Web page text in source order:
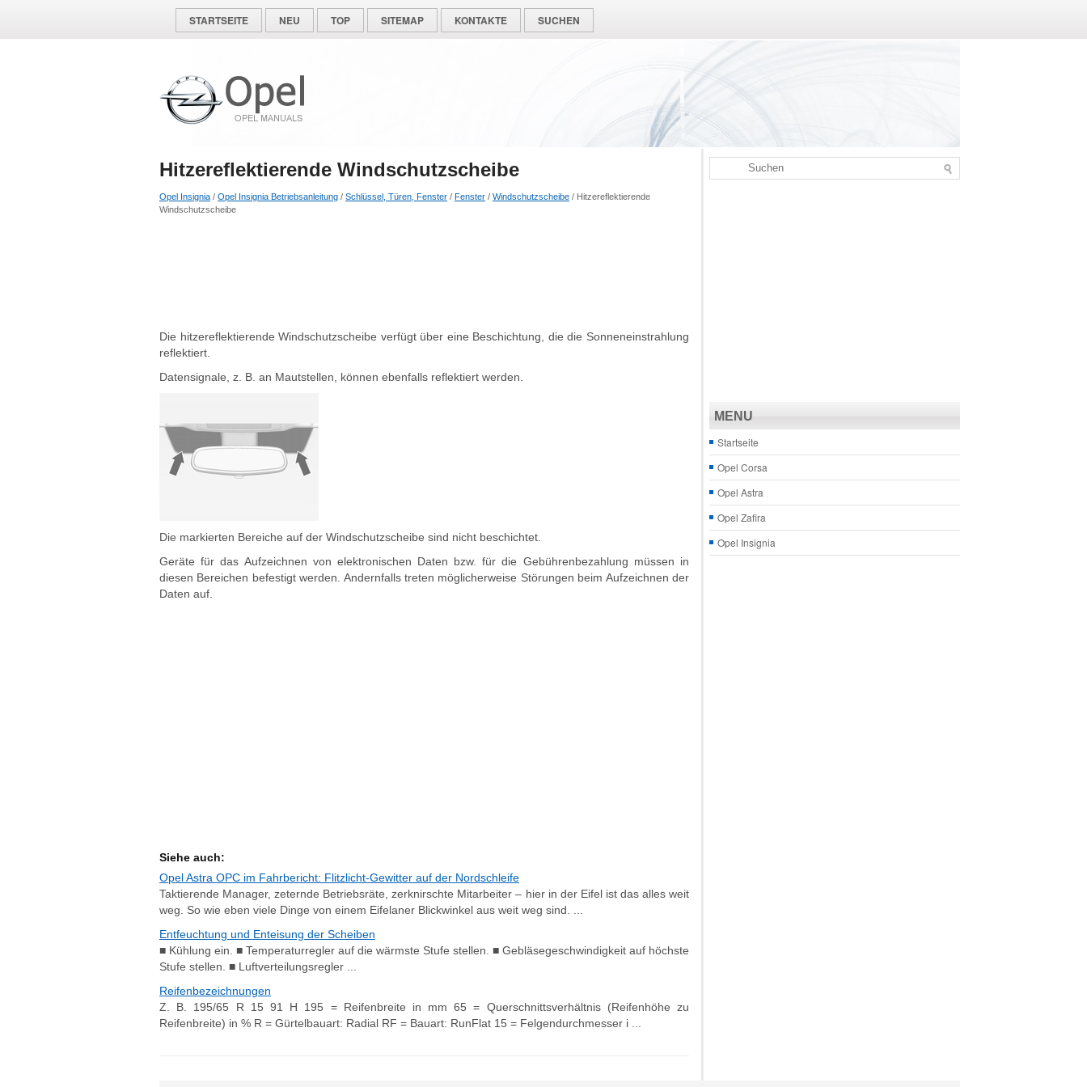
STARTSEITE NEU TOP SITEMAP KONTAKTE SUCHEN
Hitzereflektierende Windschutzscheibe
Opel Insignia / Opel Insignia Betriebsanleitung / Schlüssel, Türen, Fenster / Fenster / Windschutzscheibe / Hitzereflektierende
Windschutzscheibe
Die hitzereflektierende Windschutzscheibe verfügt über eine Beschichtung, die die Sonneneinstrahlung
reflektiert.
Datensignale, z. B. an Mautstellen, können ebenfalls reflektiert werden.
Die markierten Bereiche auf der Windschutzscheibe sind nicht beschichtet.
Geräte für das Aufzeichnen von elektronischen Daten bzw. für die Gebührenbezahlung müssen in
diesen Bereichen befestigt werden. Andernfalls treten möglicherweise Störungen beim Aufzeichnen der
Daten auf.
Siehe auch:
Opel Astra OPC im Fahrbericht: Flitzlicht-Gewitter auf der Nordschleife
Taktierende Manager, zeternde Betriebsräte, zerknirschte Mitarbeiter – hier in der Eifel ist das alles weit
weg. So wie eben viele Dinge von einem Eifelaner Blickwinkel aus weit weg sind. ...
Entfeuchtung und Enteisung der Scheiben
■ Kühlung ein. ■ Temperaturregler auf die wärmste Stufe stellen. ■ Gebläsegeschwindigkeit auf höchste
Stufe stellen. ■ Luftverteilungsregler ...
Reifenbezeichnungen
Z. B. 195/65 R 15 91 H 195 = Reifenbreite in mm 65 = Querschnittsverhältnis (Reifenhöhe zu
Reifenbreite) in % R = Gürtelbauart: Radial RF = Bauart: RunFlat 15 = Felgendurchmesser i ...
MENU
Startseite
Opel Corsa
Opel Astra
Opel Zafira
Opel Insignia